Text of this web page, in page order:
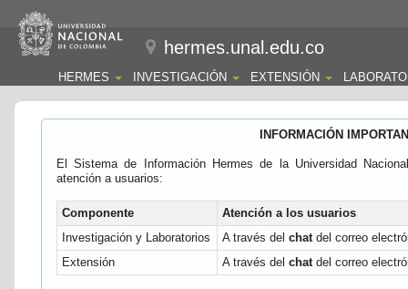
hermes.unal.edu.co
HERMES INVESTIGACIÓN EXTENSIÓN
INFORMACIÓN
El Sistema de Información Hermes de la Universidad
atención a usuarios:
Componente
Atención a los usuarios
Investigación y Laboratorios
A través del chatdel correo
Extensión
A través del chatdel correo